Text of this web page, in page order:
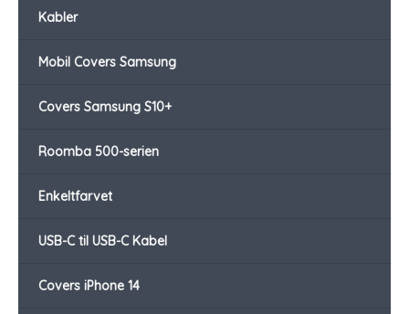
Kabler
Mobil Covers Samsung
Covers Samsung S10+
Roomba 500-serien
Enkeltfarvet
USB-C til USB-C Kabel
Covers iPhone 14